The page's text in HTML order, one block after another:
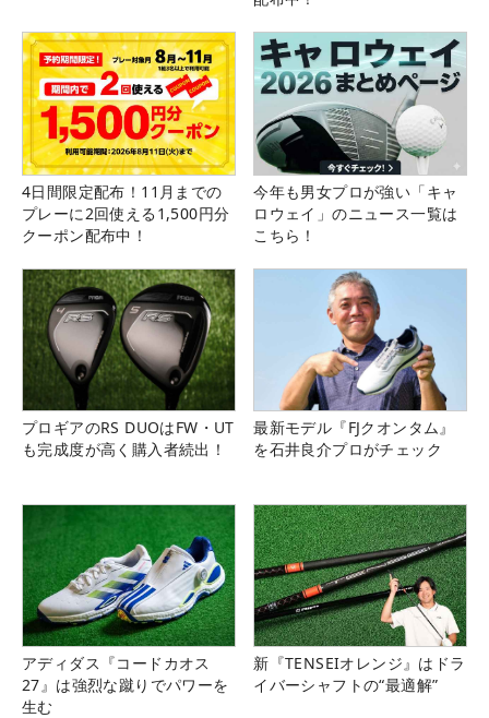
4日間限定配布！11月までの
プレーに2回使える1,500円分
クーポン配布中！
今年も男女プロが強い「キャ
ロウェイ」のニュース一覧は
こちら！
プロギアのRS DUOはFW・UT
も完成度が高く購入者続出！
最新モデル『FJクオンタム』
を石井良介プロがチェック
アディダス『コードカオス
27』は強烈な蹴りでパワーを
生む
新『TENSEIオレンジ』はドラ
イバーシャフトの“最適解”